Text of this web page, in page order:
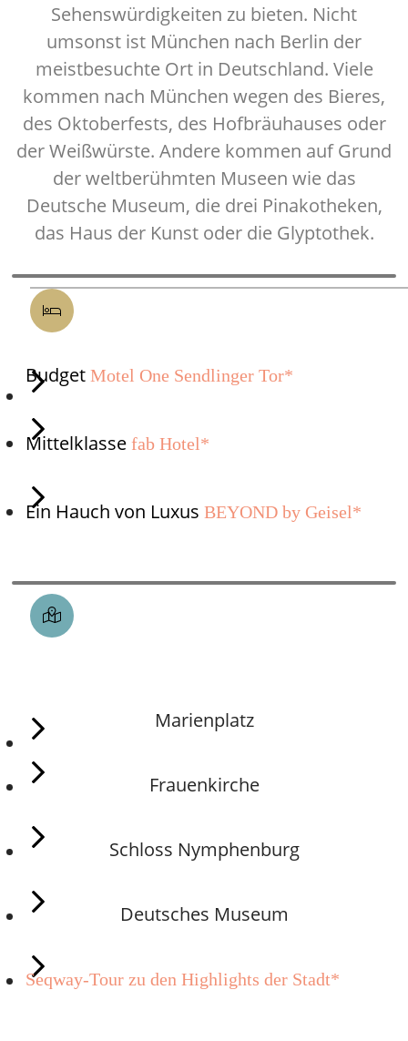
Sehenswürdigkeiten zu bieten. Nicht
umsonst ist München nach Berlin der
meistbesuchte Ort in Deutschland. Viele
kommen nach München wegen des Bieres,
des Oktoberfests, des Hofbräuhauses oder
der Weißwürste. Andere kommen auf Grund
der weltberühmten Museen wie das
Deutsche Museum, die drei Pinakotheken,
das Haus der Kunst oder die Glyptothek.
Budget Motel One Sendlinger Tor*
Mittelklasse fab Hotel*
Ein Hauch von Luxus BEYOND by Geisel*
Marienplatz
Frauenkirche
Schloss Nymphenburg
Deutsches Museum
Seqway-Tour zu den Highlights der Stadt*